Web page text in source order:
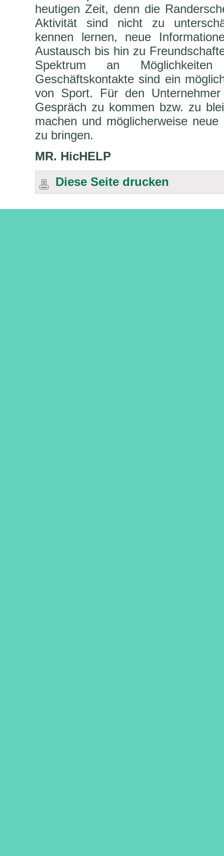
heutigen Zeit, denn die
Aktivität sind nicht zu
kennen lernen, neue
Austausch bis hin zu
Spektrum an
Geschäftskontakte sind ein
von Sport. Für den
Gespräch zu kommen bzw. zu
machen und möglicherweise
zu bringen.
MR. HicHELP
Diese Seite drucken